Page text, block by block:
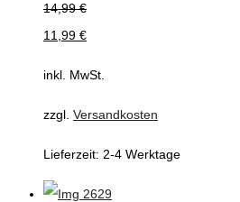
14,99€
11,99 €
inkl. MwSt.
zzgl. Versandkosten
Lieferzeit: 2-4 Werktage